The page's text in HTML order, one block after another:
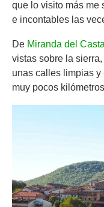
que lo visito más me
e incontables las
De Miranda del
vistas sobre la
unas calles limpias y
muy pocos